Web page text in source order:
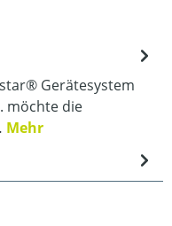
Gerätesystem
möchte die
Mehr